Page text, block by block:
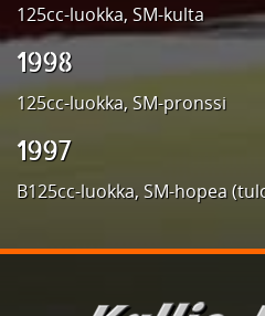
125cc-luokka, SM-kulta
1998
125cc-luokka, SM-pronssi
1997
B125cc-luokka, SM-hopea